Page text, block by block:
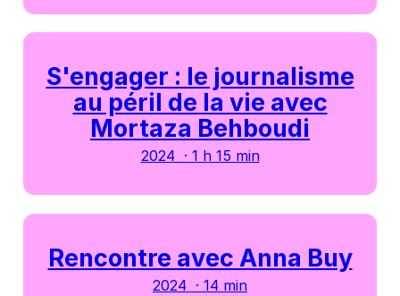
S'engager : le journalisme
au péril de la vie avec
Mortaza Behboudi
2024 · 1 h 15 min
Rencontre avec Anna Buy
2024 · 14 min